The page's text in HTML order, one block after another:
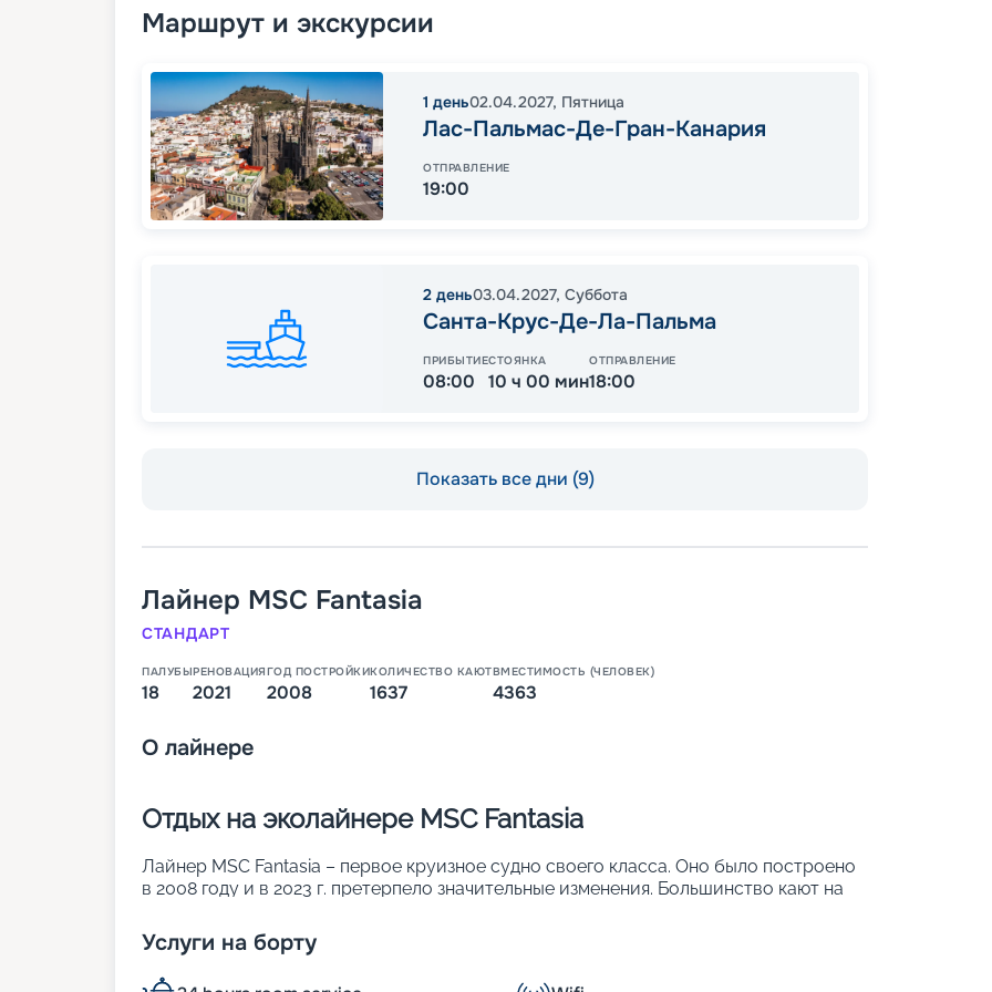
Маршрут и экскурсии
1 день02.04.2027, Пятница
Лас-Пальмас-Де-Гран-Канария
ОТПРАВЛЕНИЕ
19:00
2 день03.04.2027, Суббота
Санта-Крус-Де-Ла-Пальма
ПРИБЫТИЕ
08:00
СТОЯНКА
10 ч 00 мин
ОТПРАВЛЕНИЕ
18:00
Показать все дни (9)
Лайнер MSC Fantasia
СТАНДАРТ
ПАЛУБЫ
18
РЕНОВАЦИЯ
2021
ГОД ПОСТРОЙКИ
2008
КОЛИЧЕСТВО КАЮТ
1637
ВМЕСТИМОСТЬ (ЧЕЛОВЕК)
4363
О лайнере
Отдых на эколайнере MSC Fantasia
Лайнер MSC Fantasia – первое круизное судно своего класса. Оно было построено
в 2008 году и в 2023 г. претерпело значительные изменения. Большинство кают на
технологические системы позволяют экономно расходовать ресурсы и
обеспечивают кораблю почетную приставку ЭКО-. Также большое внимание
уделяется комфорту пассажиров, их разносторонним развлечениям. Основные
Услуги на борту